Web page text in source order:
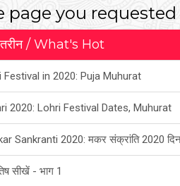
page you
/ What's Hot
Festival in 2020: Puja Muhurat
2020: Lohri Festival Dates, Muhurat
Sankranti 2020: मकर संक्रांति 2020
सीखें - भाग 1